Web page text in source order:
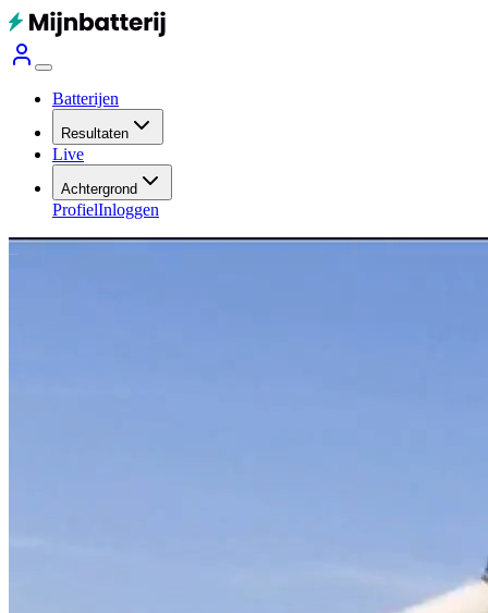
Batterijen
Resultaten
Live
Achtergrond
ProfielInloggen